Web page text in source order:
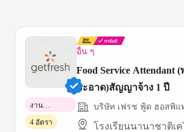
อื่น ๆ
Food Service
สะอาด)สัญญาจ้าง 1 ปี
บริษัท เฟรช ฟู้ด ฮอสพิแ
โรงเรียนนานาชาติเค
งาน
พาร์ทไทม์
4 อัตรา